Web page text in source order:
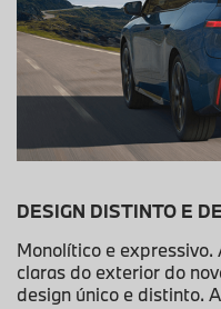
DESIGN DISTINTO E
Monolítico e
claras do exterior do
design único e distinto.